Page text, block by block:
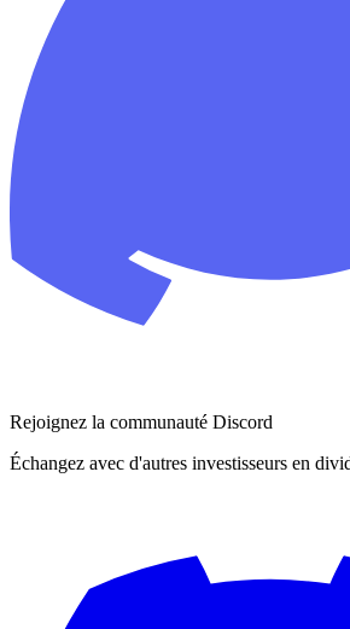
Rejoignez la communauté Discord
Échangez avec d'autres investisseurs en